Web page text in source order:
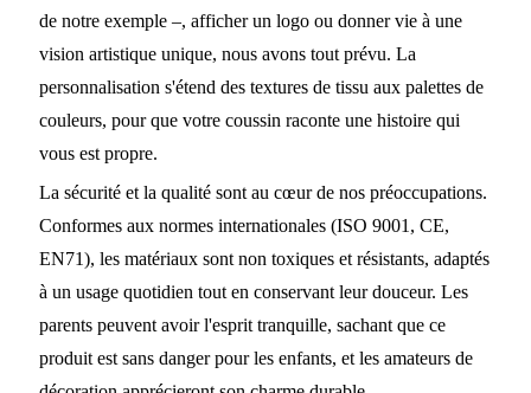
de notre exemple –, afficher un logo ou donner vie à une
vision artistique unique, nous avons tout prévu. La
personnalisation s'étend des textures de tissu aux palettes de
couleurs, pour que votre coussin raconte une histoire qui
vous est propre.
La sécurité et la qualité sont au cœur de nos préoccupations.
Conformes aux normes internationales (ISO 9001, CE,
EN71), les matériaux sont non toxiques et résistants, adaptés
à un usage quotidien tout en conservant leur douceur. Les
parents peuvent avoir l'esprit tranquille, sachant que ce
produit est sans danger pour les enfants, et les amateurs de